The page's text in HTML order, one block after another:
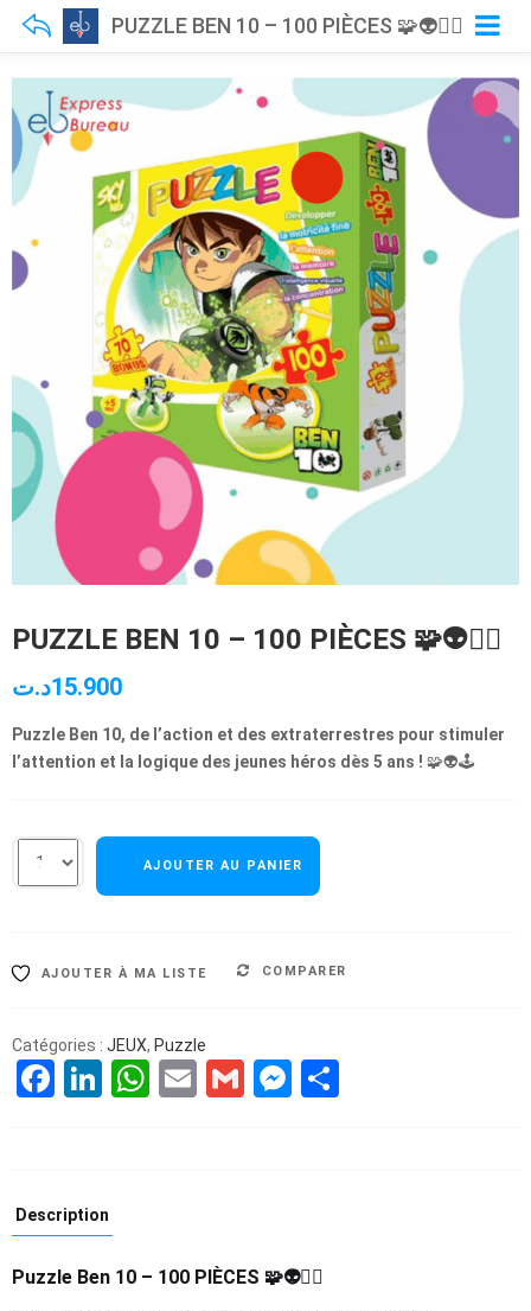
PUZZLE BEN 10 – 100 PIÈCES 🧩👽🦸‍♂️
PUZZLE BEN 10 – 100 PIÈCES 🧩👽🦸‍♂️
15.900د.ت
Puzzle Ben 10, de l’action et des extraterrestres pour stimuler
l’attention et la logique des jeunes héros dès 5 ans ! 🧩👽🕹️
AJOUTER AU PANIER
AJOUTER À MA LISTE COMPARER
Catégories : JEUX, Puzzle
Facebook
LinkedIn
WhatsApp
EmailGmailMessenger
Description
Puzzle Ben 10 – 100 PIÈCES 🧩👽🦸‍♂️